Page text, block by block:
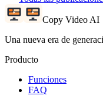
Copy Video AI
Una nueva era de
Producto
Funciones
FAQ